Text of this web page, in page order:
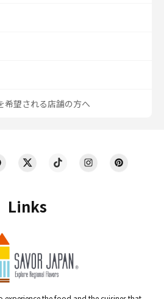
Links
希望される店舗の方へ